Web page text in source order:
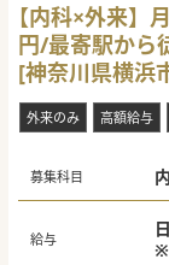
【内科×外来
円/最寄駅から
[神奈川県横浜
外来のみ 高額給与
募集科目
給与
※